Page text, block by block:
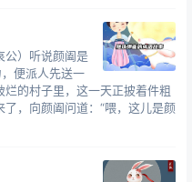
公）听说颜阖是
便派人先送一
的村子里，这一天正披着件粗
，向颜阖问道：“喂，这儿是颜